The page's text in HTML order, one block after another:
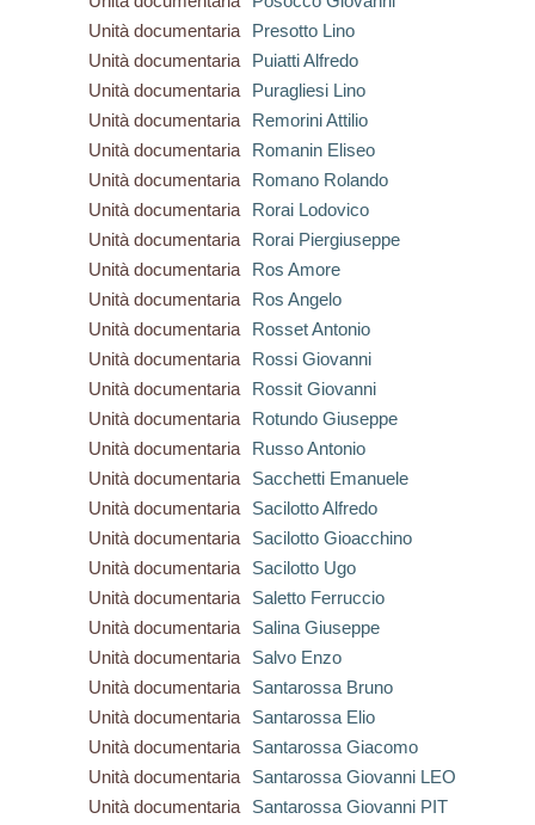
Unità documentaria
Presotto Lino
Unità documentaria
Puiatti Alfredo
Unità documentaria
Puragliesi Lino
Unità documentaria
Remorini Attilio
Unità documentaria
Romanin Eliseo
Unità documentaria
Romano Rolando
Unità documentaria
Rorai Lodovico
Unità documentaria
Rorai Piergiuseppe
Unità documentaria
Ros Amore
Unità documentaria
Ros Angelo
Unità documentaria
Rosset Antonio
Unità documentaria
Rossi Giovanni
Unità documentaria
Rossit Giovanni
Unità documentaria
Rotundo Giuseppe
Unità documentaria
Russo Antonio
Unità documentaria
Sacchetti Emanuele
Unità documentaria
Sacilotto Alfredo
Unità documentaria
Sacilotto Gioacchino
Unità documentaria
Sacilotto Ugo
Unità documentaria
Saletto Ferruccio
Unità documentaria
Salina Giuseppe
Unità documentaria
Salvo Enzo
Unità documentaria
Santarossa Bruno
Unità documentaria
Santarossa Elio
Unità documentaria
Santarossa Giacomo
Unità documentaria
Santarossa Giovanni LEO
Unità documentaria
Santarossa Giovanni PIT